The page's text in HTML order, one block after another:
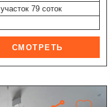
участок 79 соток